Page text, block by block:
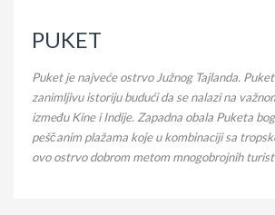
PUKET
Puket je najveće ostrvo Južnog Tajlanda.
zanimljivu istoriju budući da se nalazi na
između Kine i Indije. Zapadna obala Puketa
peščanim plažama koje u kombinaciji sa
ovo ostrvo dobrom metom mnogobrojnih